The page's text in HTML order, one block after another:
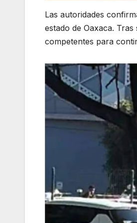
Las autoridades
estado de Oaxaca.
competentes para